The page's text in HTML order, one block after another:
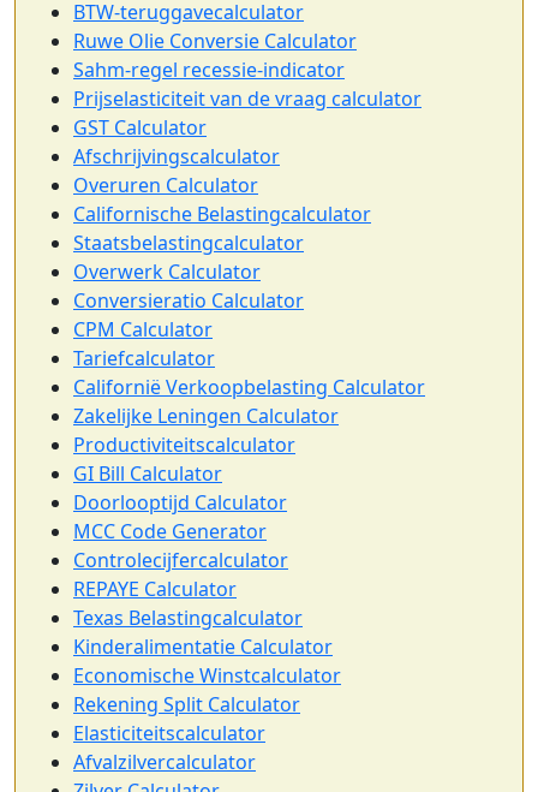
BTW-teruggavecalculator
Ruwe Olie Conversie Calculator
Sahm-regel recessie-indicator
Prijselasticiteit van de vraag calculator
GST Calculator
Afschrijvingscalculator
Overuren Calculator
Californische Belastingcalculator
Staatsbelastingcalculator
Overwerk Calculator
Conversieratio Calculator
CPM Calculator
Tariefcalculator
Californië Verkoopbelasting Calculator
Zakelijke Leningen Calculator
Productiviteitscalculator
GI Bill Calculator
Doorlooptijd Calculator
MCC Code Generator
Controlecijfercalculator
REPAYE Calculator
Texas Belastingcalculator
Kinderalimentatie Calculator
Economische Winstcalculator
Rekening Split Calculator
Elasticiteitscalculator
Afvalzilvercalculator